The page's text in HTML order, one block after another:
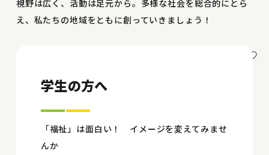
視野は広く、活動は足元から。多様な社会を総合的にとら
え、私たちの地域をともに創っていきましょう！
学生の方へ
「福祉」は面白い！ イメージを変えてみませ
んか